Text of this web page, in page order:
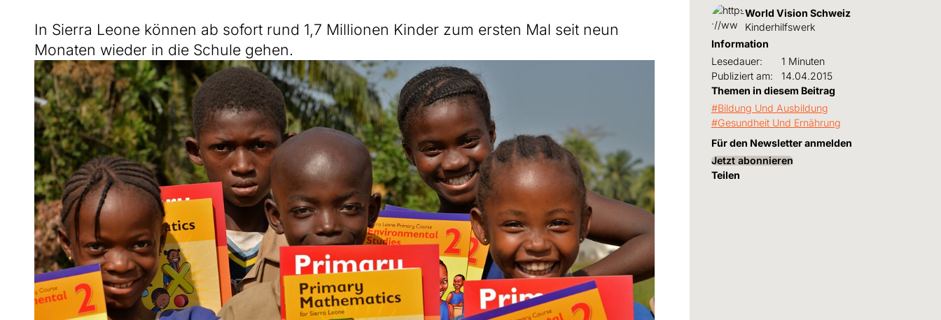
In Sierra Leone können ab sofort rund 1,7 Millionen Kinder zum ersten Mal seit neun
Monaten wieder in die Schule gehen.
World Vision Schweiz
Kinderhilfswerk
Information
Lesedauer:
1 Minuten
Publiziert am:
14.04.2015
Themen in diesem Beitrag
Bildung Und Ausbildung
Gesundheit Und Ernährung
Für den Newsletter anmelden
Jetzt abonnieren
Teilen